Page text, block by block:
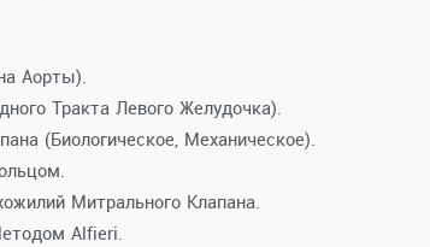
Аорты).
Тракта Левого Желудочка).
(Биологическое, Механическое).
Митрального Клапана.
Alfieri.